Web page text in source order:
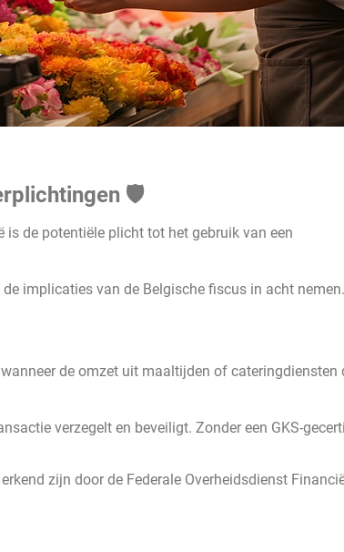
🛡️
de potentiële plicht tot het gebruik van een
implicaties van de Belgische fiscus in acht nemen.
de omzet uit maaltijden of cateringdiensten
verzegelt en beveiligt. Zonder een GKS-
zijn door de Federale Overheidsdienst